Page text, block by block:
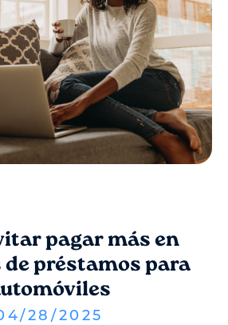
pagar más en
préstamos para
/ 28 / 2025